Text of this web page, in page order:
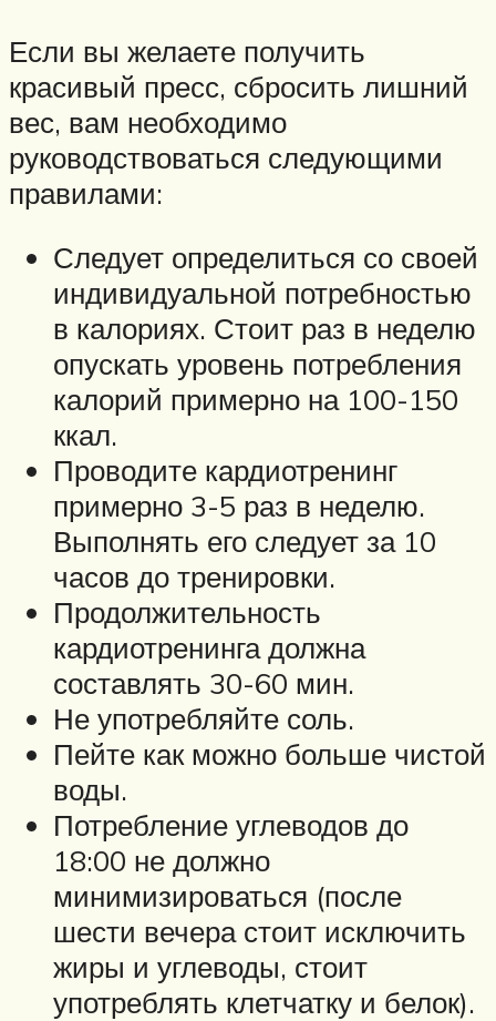
Если вы желаете получить
красивый пресс, сбросить лишний
вес, вам необходимо
руководствоваться следующими
правилами:
Следует определиться со своей
индивидуальной потребностью
в калориях. Стоит раз в неделю
опускать уровень потребления
калорий примерно на 100-150
ккал.
Проводите кардиотренинг
примерно 3-5 раз в неделю.
Выполнять его следует за 10
часов до тренировки.
Продолжительность
кардиотренинга должна
составлять 30-60 мин.
Не употребляйте соль.
Пейте как можно больше чистой
воды.
Потребление углеводов до
18:00 не должно
минимизироваться (после
шести вечера стоит исключить
жиры и углеводы, стоит
употреблять клетчатку и белок).